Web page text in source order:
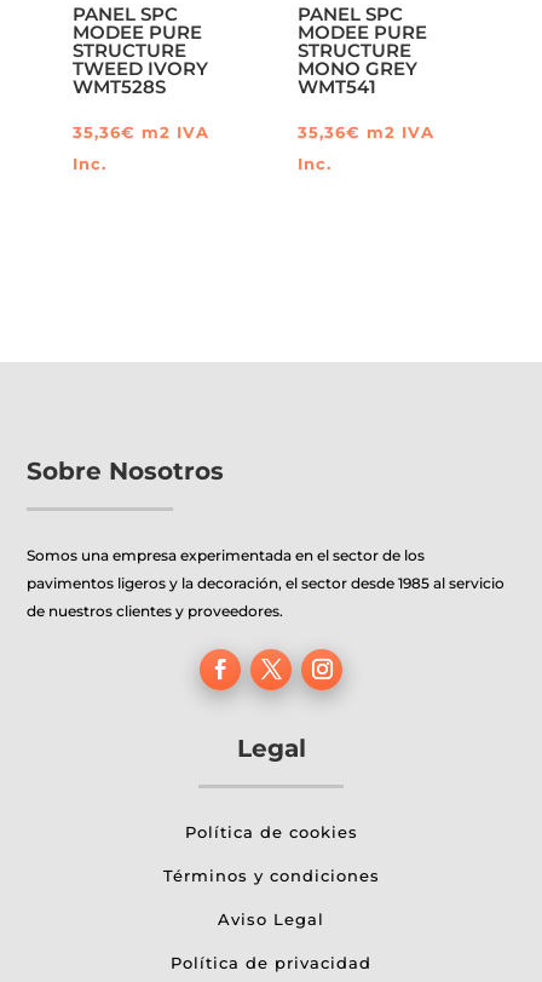
elegir
en
la
PANEL SPC
MODEE PURE
STRUCTURE
TWEED IVORY
WMT528S
35,36€ m2 IVA
Inc.
PANEL SPC
MODEE PURE
STRUCTURE
MONO GREY
WMT541
35,36€ m2 IVA
Inc.
Sobre Nosotros
Somos una empresa experimentada en el sector de los
pavimentos ligeros y la decoración, el sector desde 1985 al servicio
de nuestros clientes y proveedores.
Legal
Política de cookies
Términos y condiciones
Aviso Legal
Política de privacidad